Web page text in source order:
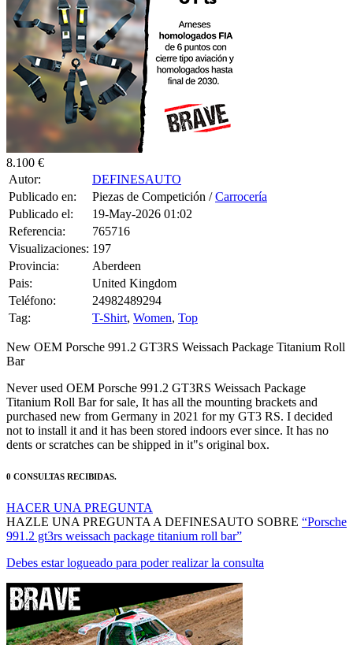
8.100 €
Autor:
Publicado en:
Piezas de Competición /
Publicado el:
19-May-2026 01:02
Referencia:
765716
Visualizaciones:
197
Provincia:
Aberdeen
Pais:
United Kingdom
Teléfono:
24982489294
Tag:
T-Shirt,Women
New OEM Porsche 991.2 GT3RS Weissach Package Titanium Roll
Bar
Never used OEM Porsche 991.2 GT3RS Weissach Package
Titanium Roll Bar for sale, It has all the mounting brackets and
purchased new from Germany in 2021 for my GT3 RS. I decided
not to install it and it has been stored indoors ever since. It has no
dents or scratches can be shipped in it"s original box.
HAZLE UNA PREGUNTA A DEFINESAUTO SOBRE
991.2 gt3rs weissach package titanium roll bar”
Debes estar logueado para poder realizar la consulta